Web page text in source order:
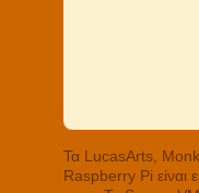
Τα LucasArts,
Raspberry Pi είναι